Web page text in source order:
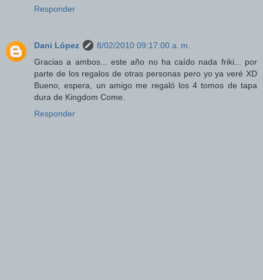
Responder
Dani López
8/02/2010 09:17:00 a. m.
Gracias a ambos... este año no ha caído nada friki... por
parte de los regalos de otras personas pero yo ya veré XD
Bueno, espera, un amigo me regaló los 4 tomos de tapa
dura de Kingdom Come.
Responder